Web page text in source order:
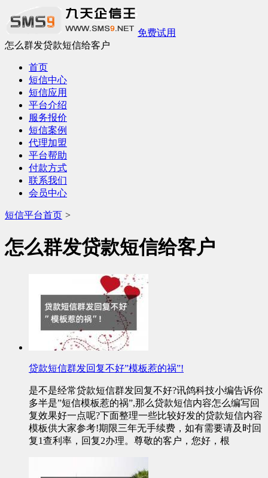
免费试用
怎么群发贷款短信给客户
首页
短信中心
短信应用
平台介绍
服务报价
短信案例
代理加盟
平台帮助
付款方式
联系我们
会员中心
短信平台首页 >
怎么群发贷款短信给客户
贷款短信群发回复不好”模板惹的祸”!
是不是经常贷款短信群发回复不好?讯鸽科技小编告诉你
多半是”短信模板惹的祸”,那么贷款短信内容怎么编写回
复效果好一点呢?下面整理一些比较好发的贷款短信内容
模板供大家参考!期限三年无手续费，如有需要请及时回
复1查利率，回复2办理。尊敬的客户，您好，根